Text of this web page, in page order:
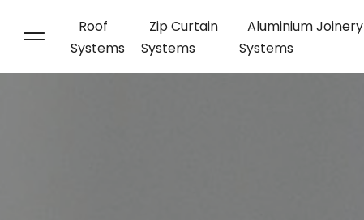
Roof
Systems
Zip Curtain
Systems
Aluminium Joinery
Systems